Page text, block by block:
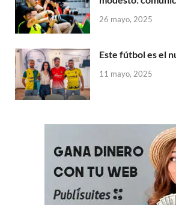
26 mayo, 2025
Este fútbol es el
11 mayo, 2025